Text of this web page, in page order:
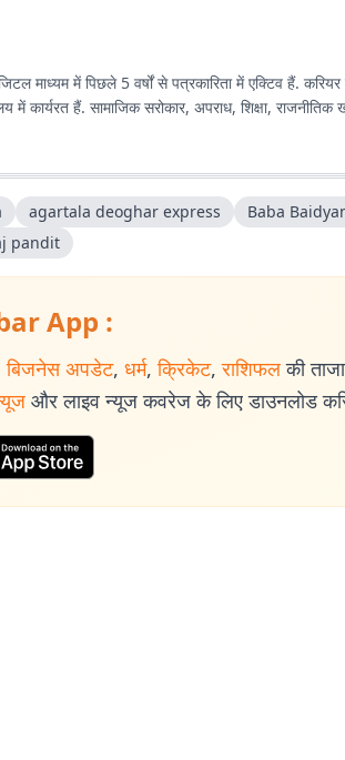
माध्यम में पिछले 5 वर्षों से पत्रकारिता में एक्टिव हैं.
में कार्यरत हैं. सामाजिक सरोकार, अपराध, शिक्षा,
agartala deoghar express
Baba
pandit
App :
बिजनेस अपडेट, धर्म, क्रिकेट, राशिफल की
और लाइव न्यूज कवरेज के लिए डाउनलोड